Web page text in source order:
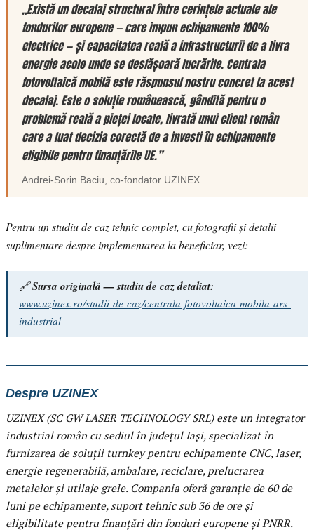
„Există un decalaj structural între cerințele actuale ale
fondurilor europene — care impun echipamente 100%
electrice — și capacitatea reală a infrastructurii de a livra
energie acolo unde se desfășoară lucrările. Centrala
fotovoltaică mobilă este răspunsul nostru concret la acest
decalaj. Este o soluție românească, gândită pentru o
problemă reală a pieței locale, livrată unui client român
care a luat decizia corectă de a investi în echipamente
eligibile pentru finanțările UE.”
Andrei-Sorin Baciu, co-fondator UZINEX
Pentru un studiu de caz tehnic complet, cu fotografii și detalii
suplimentare despre implementarea la beneficiar, vezi:
🔗Sursa originală — studiu de caz detaliat:
www.uzinex.ro/studii-de-caz/centrala-fotovoltaica-mobila-ars-
industrial
Despre UZINEX
UZINEX (SC GW LASER TECHNOLOGY SRL) este un integrator
industrial român cu sediul în județul Iași, specializat în
furnizarea de soluții turnkey pentru echipamente CNC, laser,
energie regenerabilă, ambalare, reciclare, prelucrarea
metalelor și utilaje grele. Compania oferă garanție de 60 de
luni pe echipamente, suport tehnic sub 36 de ore și
eligibilitate pentru finanțări din fonduri europene și PNRR.